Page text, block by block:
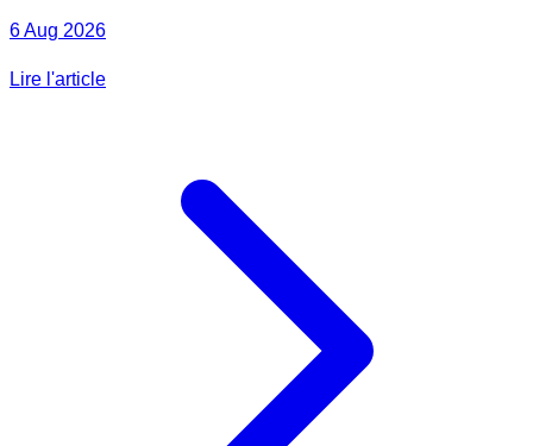
6 Aug 2026
Lire l'article